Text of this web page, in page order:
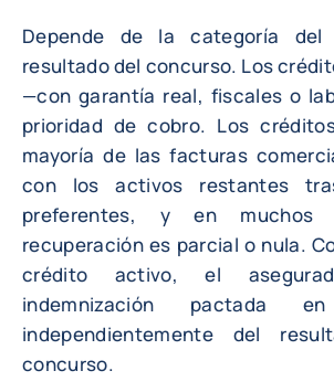
Depende de la categoría
resultado del concurso. Los
—con garantía real, fiscales o
prioridad de cobro. Los
mayoría de las facturas
con los activos restantes
preferentes, y en muchos
recuperación es parcial o nula.
crédito activo, el
indemnización pactada
independientemente del
concurso.